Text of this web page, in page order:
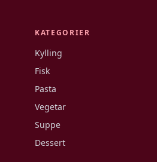
KATEGORIER
Kylling
Fisk
Pasta
Vegetar
Suppe
Dessert